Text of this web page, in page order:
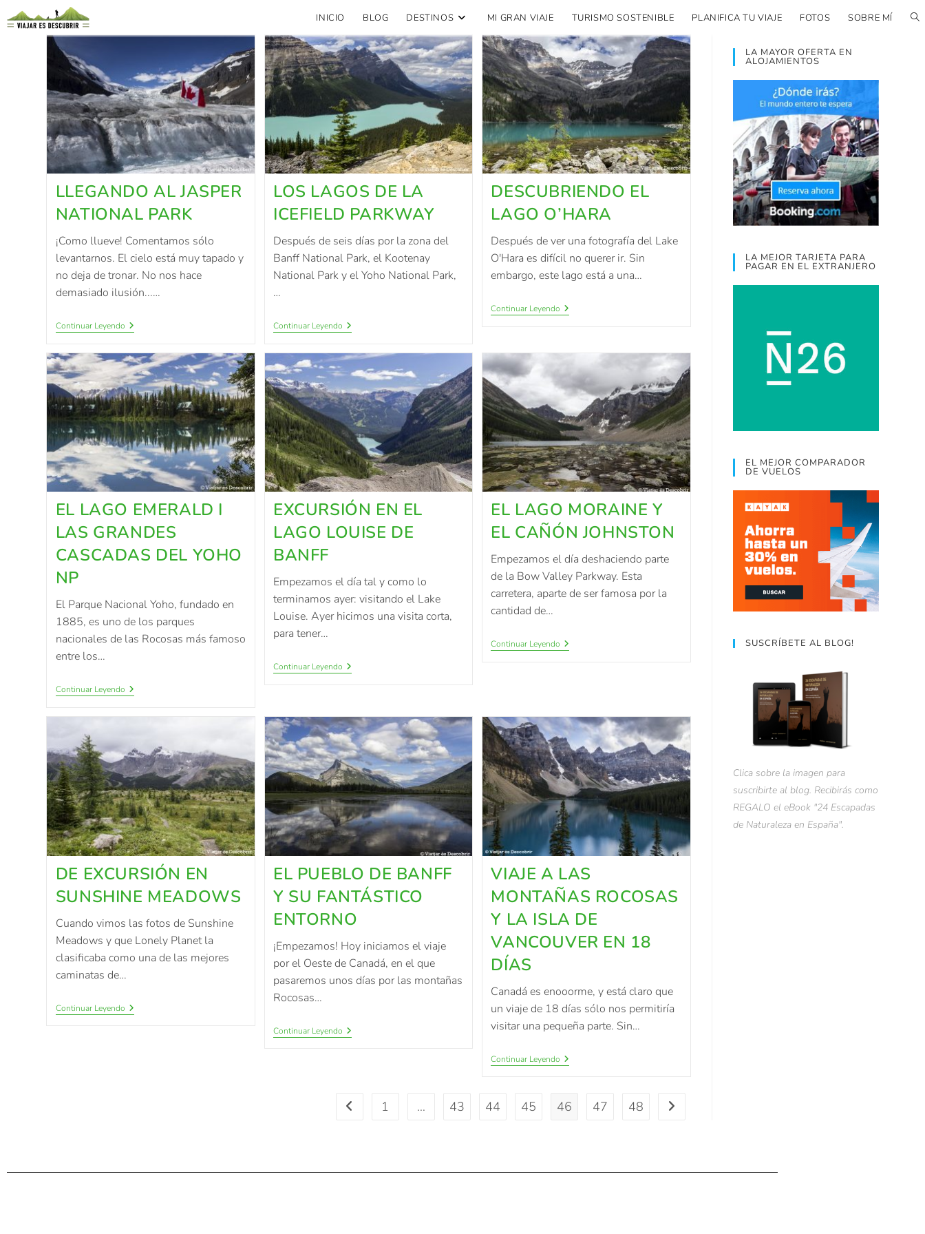
INICIO BLOG DESTINOS MI GRAN VIAJE TURISMO SOSTENIBLE PLANIFICA TU VIAJE FOTOS SOBRE MÍ
LLEGANDO AL JASPER
NATIONAL PARK
¡Como llueve! Comentamos sólo
levantarnos. El cielo está muy tapado y
no deja de tronar. No nos hace
demasiado ilusión...…
Continuar Leyendo
LOS LAGOS DE LA
ICEFIELD PARKWAY
Después de seis días por la zona del
Banff National Park, el Kootenay
National Park y el Yoho National Park,
…
Continuar Leyendo
DESCUBRIENDO EL
LAGO O’HARA
Después de ver una fotografía del Lake
O'Hara es difícil no querer ir. Sin
embargo, este lago está a una…
Continuar Leyendo
EL LAGO EMERALD I
LAS GRANDES
CASCADAS DEL YOHO
NP
El Parque Nacional Yoho, fundado en
1885, es uno de los parques
nacionales de las Rocosas más famoso
entre los…
Continuar Leyendo
EXCURSIÓN EN EL
LAGO LOUISE DE
BANFF
Empezamos el día tal y como lo
terminamos ayer: visitando el Lake
Louise. Ayer hicimos una visita corta,
para tener…
Continuar Leyendo
EL LAGO MORAINE Y
EL CAÑÓN JOHNSTON
Empezamos el día deshaciendo parte
de la Bow Valley Parkway. Esta
carretera, aparte de ser famosa por la
cantidad de…
Continuar Leyendo
DE EXCURSIÓN EN
SUNSHINE MEADOWS
Cuando vimos las fotos de Sunshine
Meadows y que Lonely Planet la
clasificaba como una de las mejores
caminatas de…
Continuar Leyendo
EL PUEBLO DE BANFF
Y SU FANTÁSTICO
ENTORNO
¡Empezamos! Hoy iniciamos el viaje
por el Oeste de Canadá, en el que
pasaremos unos días por las montañas
Rocosas…
Continuar Leyendo
VIAJE A LAS
MONTAÑAS ROCOSAS
Y LA ISLA DE
VANCOUVER EN 18
DÍAS
Canadá es enooorme, y está claro que
un viaje de 18 días sólo nos permitiría
visitar una pequeña parte. Sin…
Continuar Leyendo
1 … 43 44 45 46 47 48
LA MAYOR OFERTA EN
ALOJAMIENTOS
LA MEJOR TARJETA PARA
PAGAR EN EL EXTRANJERO
EL MEJOR COMPARADOR
DE VUELOS
SUSCRÍBETE AL BLOG!
Clica sobre la imagen para
suscribirte al blog. Recibirás como
REGALO el eBook "24 Escapadas
de Naturaleza en España".